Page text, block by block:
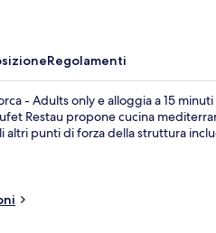
Regolamenti
- Adults only e alloggia a 15
Restau propone cucina
altri punti di forza della struttura